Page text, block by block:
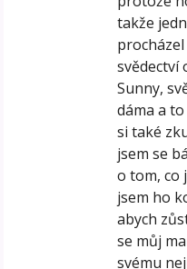
takže
svědectví
Sunny,
dáma a
si také
jsem se
o tom, co
jsem ho
abych
se můj
svému